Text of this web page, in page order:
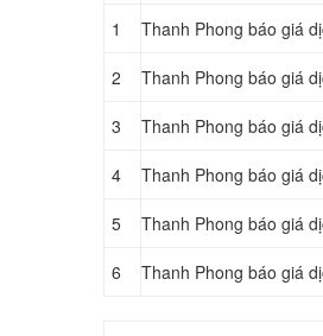
1 Thanh Phong báo giá
2 Thanh Phong báo giá
3 Thanh Phong báo giá
4 Thanh Phong báo giá
5 Thanh Phong báo giá
6 Thanh Phong báo giá